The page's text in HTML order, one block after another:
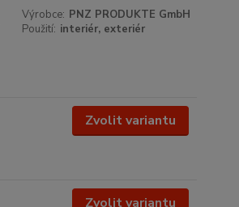
Výrobce: PNZ PRODUKTE GmbH
Použití: interiér, exteriér
Zvolit variantu
Zvolit variantu